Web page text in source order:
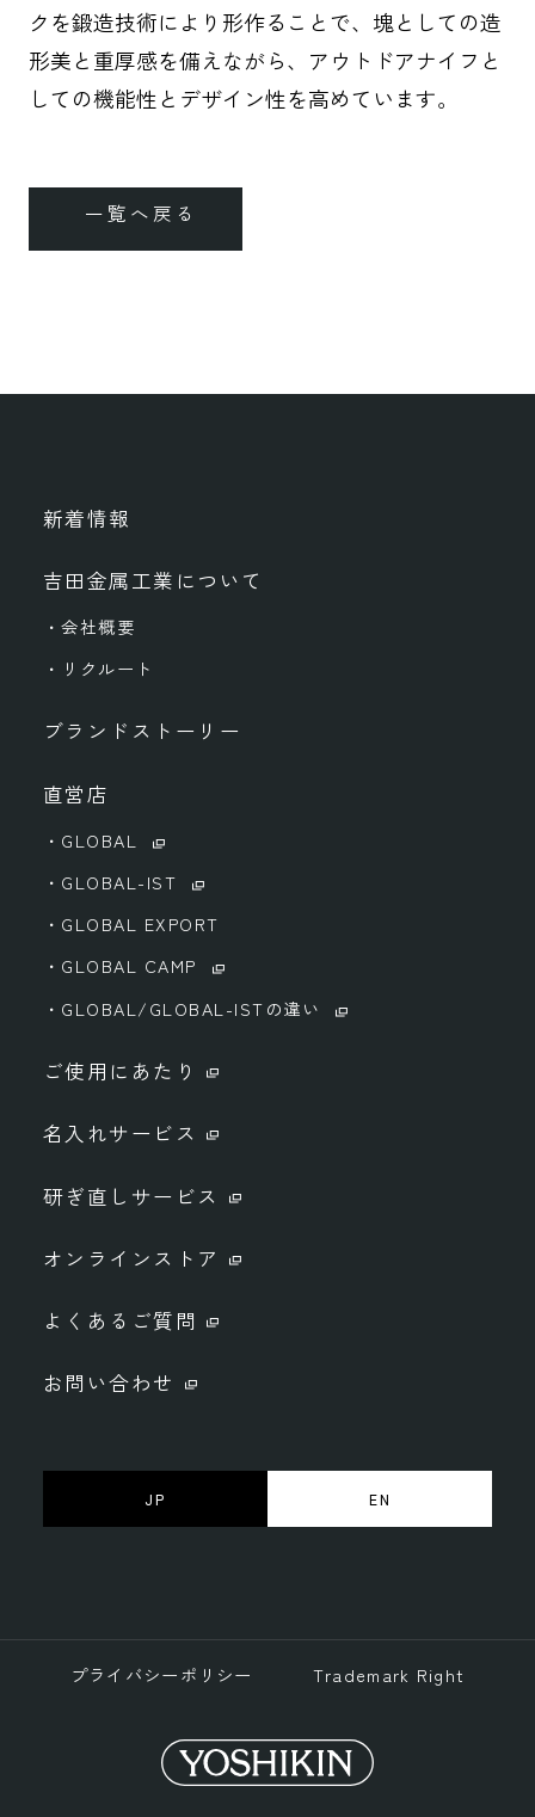
クを鍛造技術により形作ることで、塊としての造
形美と重厚感を備えながら、アウトドアナイフと
しての機能性とデザイン性を高めています。
一覧へ戻る
新着情報
吉田金属工業について
・会社概要
・リクルート
ブランドストーリー
直営店
・GLOBAL
・GLOBAL-IST
・GLOBAL EXPORT
・GLOBAL CAMP
・GLOBAL/GLOBAL-ISTの違い
ご使用にあたり
名入れサービス
研ぎ直しサービス
オンラインストア
よくあるご質問
お問い合わせ
JP EN
プライバシーポリシー Trademark Right